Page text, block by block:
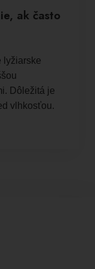
ak často
lyžiarske
Dôležitá je
vlhkosťou.